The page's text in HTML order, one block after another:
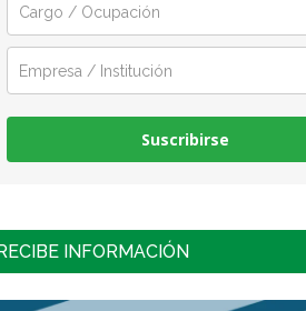
Suscribirse
INFORMACIÓN